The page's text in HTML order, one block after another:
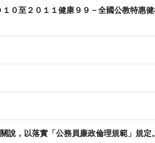
０至２０１１健康９９－全國公教特惠
說，以落實「公務員廉政倫理規範」規定。